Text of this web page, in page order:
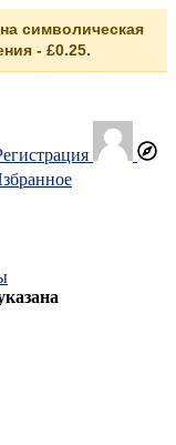
символическая
- £0.25.